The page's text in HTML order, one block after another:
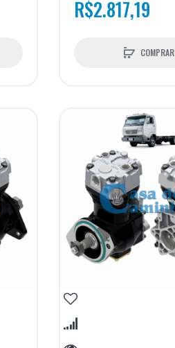
R$2.817,19
COMPRAR